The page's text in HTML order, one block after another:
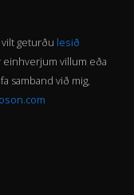
geturðu lesið
einhverjum villum eða
samband við mig,